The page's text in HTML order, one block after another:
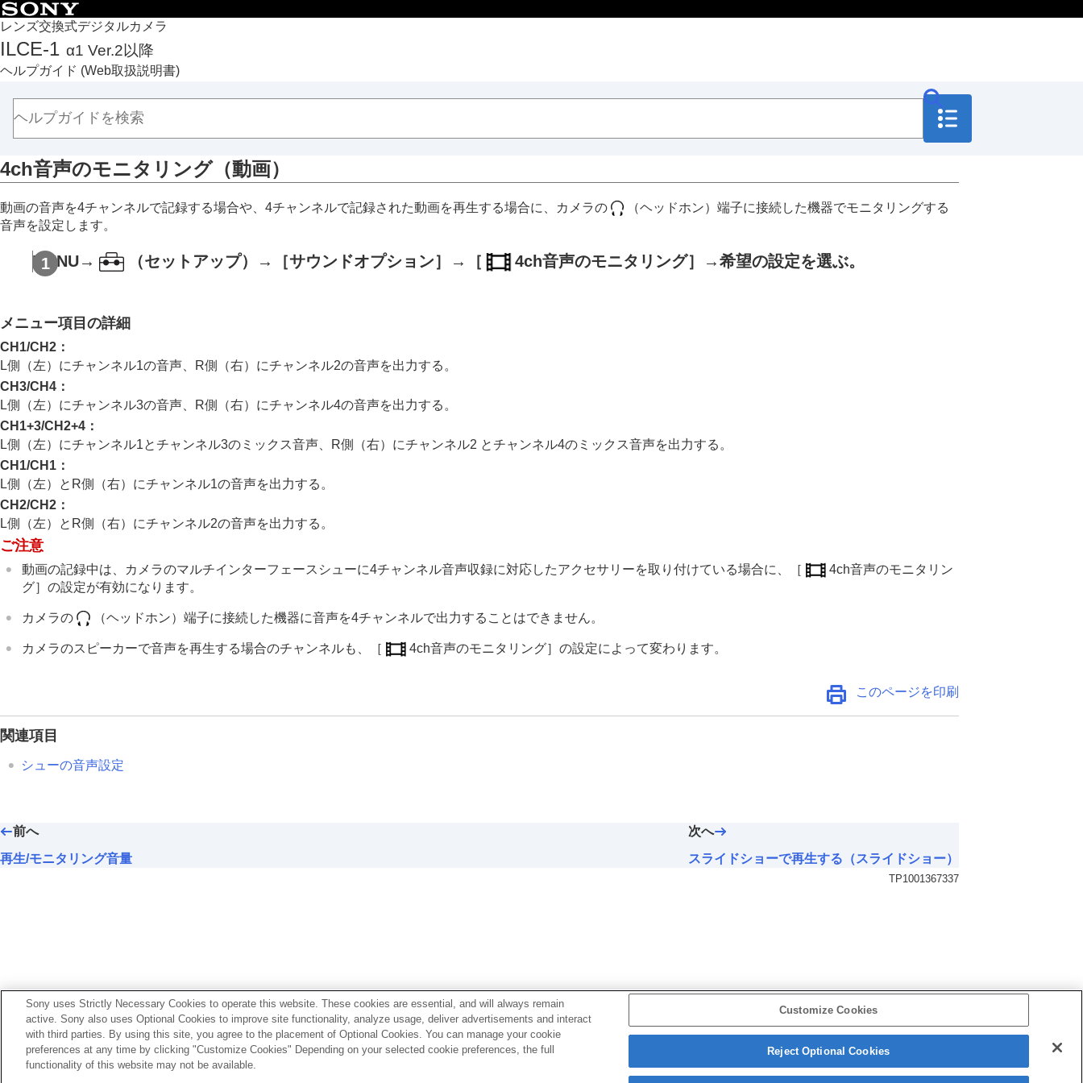
レンズ交換式デジタルカメラ
ILCE-1 α1 Ver.2以降
ヘルプガイド (Web取扱説明書)
トップページ
ヘルプガイドの使いかた
必ずお読みください
本体と付属品を確認する
本機の基本操作
MENU一覧から機能を探す
撮影機能を活用する
カメラをカスタマイズする
再生する
画像を見る
複数メディアの表示設定
再生画像を拡大する（拡大）
拡大の初期位置
記録画像を自動的に回転させる（
動画を再生する
再生/モニタリング音量
スライドショーで再生する（
スライドショー
）
インターバル連続再生
画像間をジャンプ移動する方法を設定する（画像送り設定 ）
メモリーカード間で画像をコピーする（
カメラの設定を変更する
スマートフォンでできること
4ch音声のモニタリング（動画）
動画の音声を4チャンネルで記録する場合や、4チャンネルで記録された動画を再生する場合に、カメラの
（ヘッドホン）端子に接続した機器でモニタリングする
音声を設定します。
MENU→ （セットアップ）→ ［サウンドオプション］ → ［ 4ch音声のモニタリング］ →希望の設定を選ぶ。
メニュー項目の詳細
CH1/CH2 ：
L側（左）にチャンネル1の音声、R側（右）にチャンネル2の音声を出力する。
CH3/CH4 ：
L側（左）にチャンネル3の音声、R側（右）にチャンネル4の音声を出力する。
CH1+3/CH2+4 ：
L側（左）にチャンネル1とチャンネル3のミックス音声、R側（右）にチャンネル2 とチャンネル4のミックス音声を出力する。
CH1/CH1 ：
L側（左）とR側（右）にチャンネル1の音声を出力する。
CH2/CH2 ：
L側（左）とR側（右）にチャンネル2の音声を出力する。
ご注意
動画の記録中は、カメラのマルチインターフェースシューに4チャンネル音声収録に対応したアクセサリーを取り付けている場合に、 ［
4ch音声のモニタリン
グ］の設定が有効になります。
カメラの （ヘッドホン）端子に接続した機器に音声を4チャンネルで出力することはできません。
カメラのスピーカーで音声を再生する場合のチャンネルも、 ［ 4ch音声のモニタリング］ の設定によって変わります。
このページを印刷
関連項目
シューの音声設定
前へ
再生/モニタリング音量
次へ
スライドショーで再生する（スライドショー）
TP1001367337
お使いのカメラの本体ソフトウェアがVer.2.00未満の場合は下記URLのヘルプガイドをご覧ください。
https://helpguide.sony.net/ilc/2040/v1/ja/index.html
言語選択ページへ
5-060-285-03(2)
Sony uses Strictly Necessary Cookies to operate this website. These cookies are essential, and will always remain
active. Sony also uses Optional Cookies to improve site functionality, analyze usage, deliver advertisements and interact
with third parties. By using this site, you agree to the placement of Optional Cookies. You can manage your cookie
preferences at any time by clicking "Customize Cookies" Depending on your selected cookie preferences, the full
functionality of this website may not be available.
Customize Cookies
Reject Optional Cookies